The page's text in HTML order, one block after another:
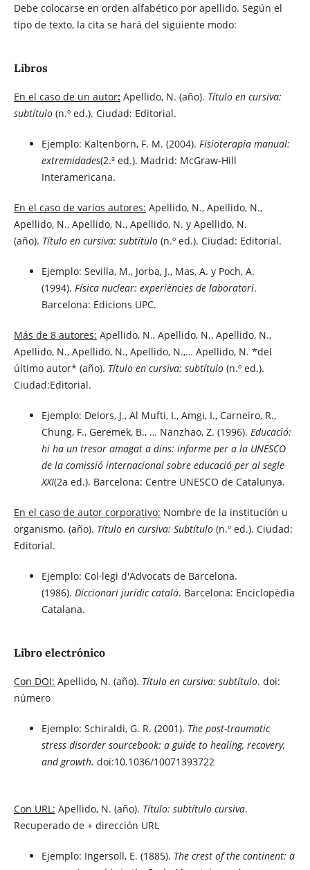
Debe colocarse en orden alfabético por apellido. Según el
tipo de texto, la cita se hará del siguiente modo:
Libros
En el caso de un autor: Apellido, N. (año). Título en cursiva:
subtítulo (n.º ed.). Ciudad: Editorial.
Ejemplo: Kaltenborn, F. M. (2004). Fisioterapia manual:
extremidades(2.ª ed.). Madrid: McGraw-Hill
Interamericana.
En el caso de varios autores: Apellido, N., Apellido, N.,
Apellido, N., Apellido, N., Apellido, N. y Apellido, N.
(año). Título en cursiva: subtítulo(n.º ed.). Ciudad: Editorial.
Ejemplo: Sevilla, M., Jorba, J., Mas, A. y Poch, A.
(1994). Física nuclear: experiències de laboratori.
Barcelona: Edicions UPC.
Más de 8 autores: Apellido, N., Apellido, N., Apellido, N.,
Apellido, N., Apellido, N., Apellido, N.,… Apellido, N. *del
último autor* (año). Título en cursiva: subtítulo(n.º ed.).
Ciudad:Editorial.
Ejemplo: Delors, J., Al Mufti, I., Amgi, I., Carneiro, R.,
Chung, F., Geremek, B., … Nanzhao, Z. (1996). Educació:
hi ha un tresor amagat a dins: informe per a la UNESCO
de la comissió internacional sobre educació per al segle
XXI(2a ed.). Barcelona: Centre UNESCO de Catalunya.
En el caso de autor corporativo: Nombre de la institución u
organismo. (año). Título en cursiva: Subtítulo(n.º ed.). Ciudad:
Editorial.
Ejemplo: Col·legi d'Advocats de Barcelona.
(1986). Diccionari jurídic català. Barcelona: Enciclopèdia
Catalana.
Libro electrónico
Con DOI: Apellido, N. (año). Título en cursiva: subtítulo. doi:
número
Ejemplo: Schiraldi, G. R. (2001). The post-traumatic
stress disorder sourcebook: a guide to healing, recovery,
and growth. doi:10.1036/10071393722
Con URL: Apellido, N. (año). Título: subtítulo cursiva.
Recuperado de + dirección URL
Ejemplo: Ingersoll, E. (1885). The crest of the continent: a